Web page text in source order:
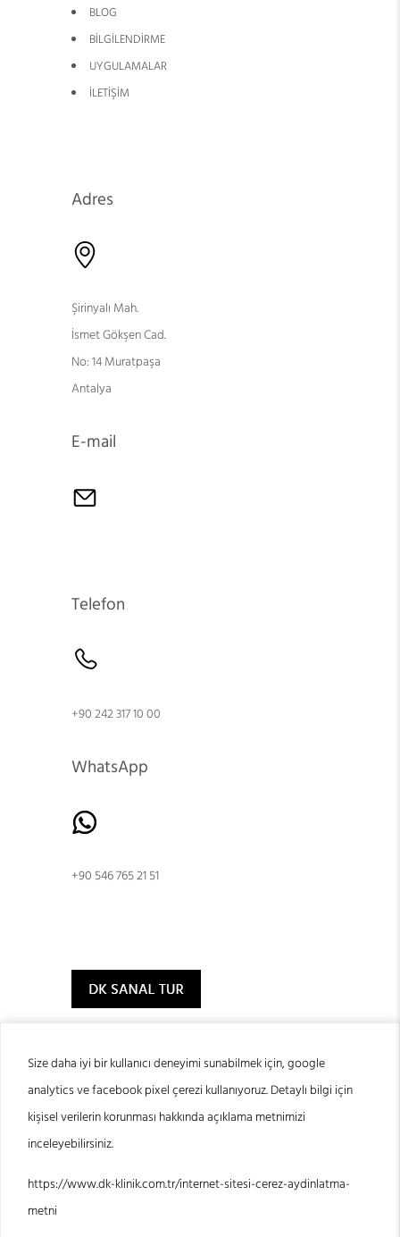
Size daha iyi bir kullanıcı deneyimi sunabilmek için, google
analytics ve facebook pixel çerezi kullanıyoruz. Detaylı bilgi için
kişisel verilerin korunması hakkında açıklama metnimizi
inceleyebilirsiniz.
https://www.dk-klinik.com.tr/internet-sitesi-cerez-aydinlatma-
metni
BLOG
BİLGİLENDİRME
UYGULAMALAR
İLETİŞİM
Adres
Şirinyalı Mah.
İsmet Gökşen Cad.
No: 14 Muratpaşa
Antalya
E-mail
Telefon
+90 242 317 10 00
WhatsApp
+90 546 765 21 51
© 2024 DK Klinik